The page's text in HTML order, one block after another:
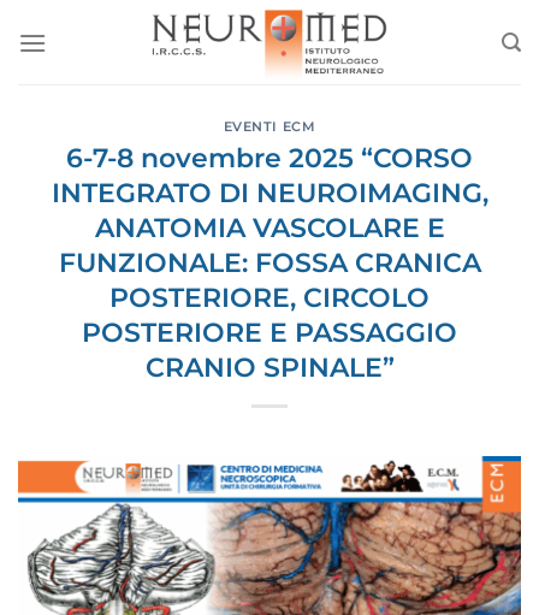
EVENTI ECM
6-7-8 novembre 2025 “CORSO
INTEGRATO DI NEUROIMAGING,
ANATOMIA VASCOLARE E
FUNZIONALE: FOSSA CRANICA
POSTERIORE, CIRCOLO
POSTERIORE E PASSAGGIO
CRANIO SPINALE”